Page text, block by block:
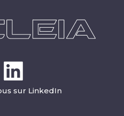
sur LinkedIn